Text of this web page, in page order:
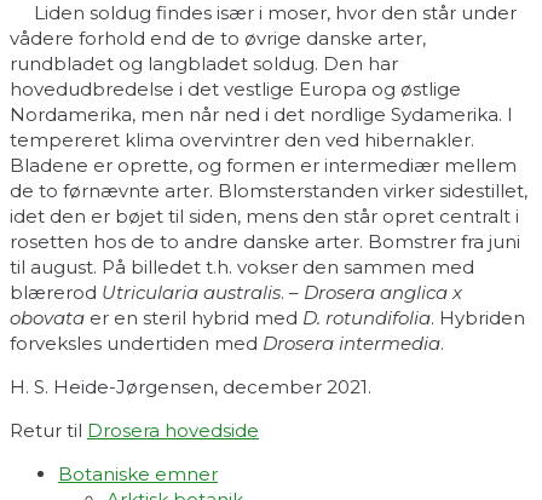
Liden soldug findes især i moser, hvor den står under
vådere forhold end de to øvrige danske arter,
rundbladet og langbladet soldug. Den har
hovedudbredelse i det vestlige Europa og østlige
Nordamerika, men når ned i det nordlige Sydamerika. I
tempereret klima overvintrer den ved hibernakler.
Bladene er oprette, og formen er intermediær mellem
de to førnævnte arter. Blomsterstanden virker sidestillet,
idet den er bøjet til siden, mens den står opret centralt i
rosetten hos de to andre danske arter. Bomstrer fra juni
til august. På billedet t.h. vokser den sammen med
blærerod Utricularia australis. – Drosera anglica x
obovata er en steril hybrid med D. rotundifolia. Hybriden
forveksles undertiden med Drosera intermedia.
H. S. Heide-Jørgensen, december 2021.
Retur til Drosera hovedside
Botaniske emner